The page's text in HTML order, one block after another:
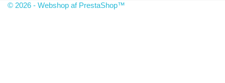
© 2026 - Webshop af PrestaShop™